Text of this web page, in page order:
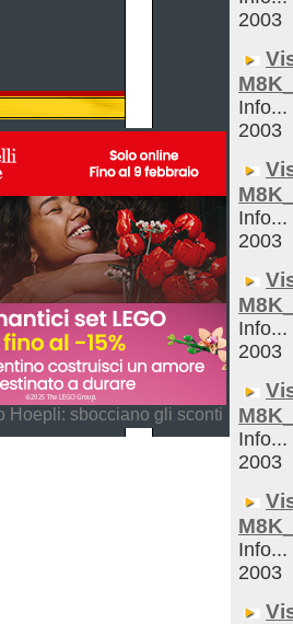
Hoepli: sbocciano gli sconti
2003
Info...
2003
Info...
2003
Info...
2003
Info...
2003
Info...
2003